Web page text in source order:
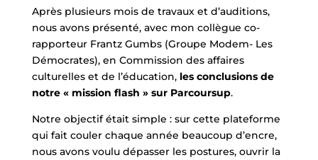
Après plusieurs mois de travaux et d’auditions,
nous avons présenté, avec mon collègue co-
rapporteur Frantz Gumbs (Groupe Modem- Les
Démocrates), en Commission des affaires
culturelles et de l’éducation,les conclusions de
notre « mission flash » sur Parcoursup.
Notre objectif était simple : sur cette plateforme
qui fait couler chaque année beaucoup d’encre,
nous avons voulu dépasser les postures, ouvrir la